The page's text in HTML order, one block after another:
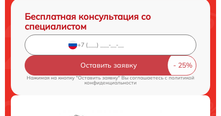
Бесплатная консультация со
специалистом
Оставить заявку
Нажимая на кнопку "Оставить заявку" Вы соглашаетесь cполитикой
конфиденциальности